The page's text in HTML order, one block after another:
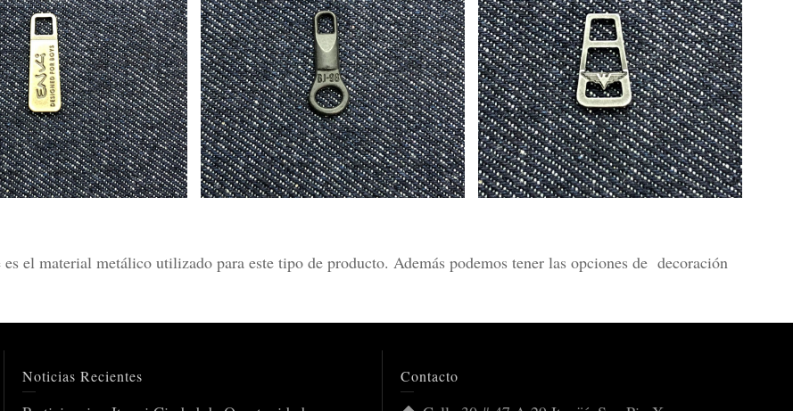
el material metálico utilizado para este tipo de producto. Además podemos tener las opciones de decoración
Noticias Recientes Contacto